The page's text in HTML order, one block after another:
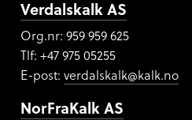
Verdalskalk AS
Org.nr: 959 959 625
Tlf: +47 975 05255
E-post: verdalskalk@kalk.no
NorFraKalk AS